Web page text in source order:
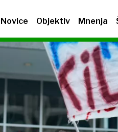
Novice Objektiv Mnenja